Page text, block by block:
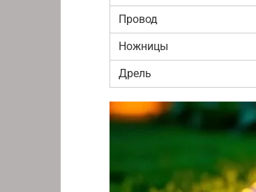
Провод
Ножницы
Дрель